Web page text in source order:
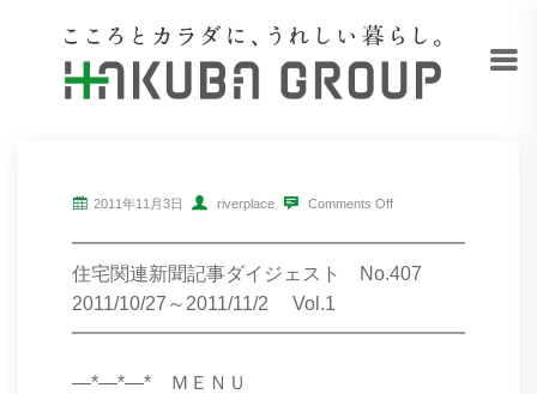
2011年11月3日 riverplace Comments Off
住宅関連新聞記事ダイジェスト No.407
2011/10/27～2011/11/2 Vol.1
―*―*―* ＭＥＮＵ